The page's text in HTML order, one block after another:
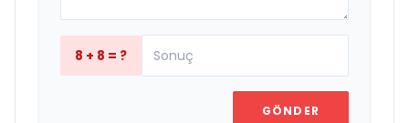
8 + 8 = ?
GÖNDER